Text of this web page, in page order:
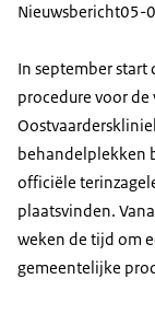
Nieuwsbericht05-
In september start
procedure voor de
behandelplekken
officiële
plaatsvinden.
weken de tijd om
gemeentelijke